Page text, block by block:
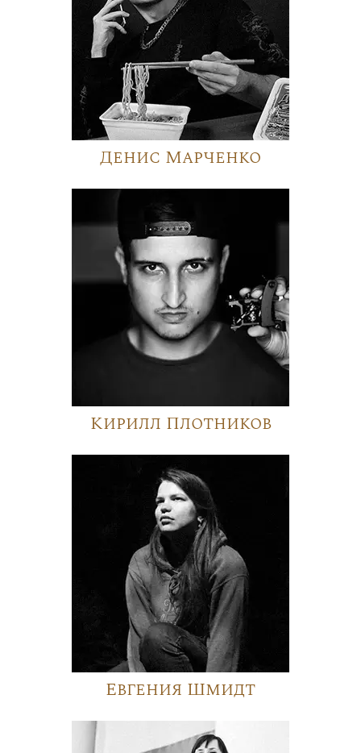
Денис Марченко
Кирилл Плотников
Евгения Шмидт